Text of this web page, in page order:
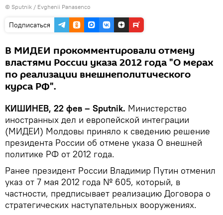
© Sputnik / Evghenii Panasenco
Подписаться
В МИДЕИ прокомментировали отмену
властями России указа 2012 года "О мерах
по реализации внешнеполитического
курса РФ".
КИШИНЕВ, 22 фев – Sputnik. Министерство
иностранных дел и европейской интеграции
(МИДЕИ) Молдовы приняло к сведению решение
президента России об отмене указа О внешней
политике РФ от 2012 года.
Ранее президент России Владимир Путин отменил
указ от 7 мая 2012 года № 605, который, в
частности, предписывает реализацию Договора о
стратегических наступательных вооружениях.